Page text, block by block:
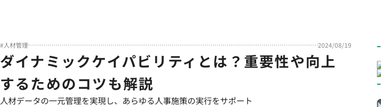
#人材管理 2024/08/19
ダイナミックケイパビリティとは？重要性や向上
するためのコツも解説
人材データの一元管理を実現し、あらゆる人事施策の実行をサポート